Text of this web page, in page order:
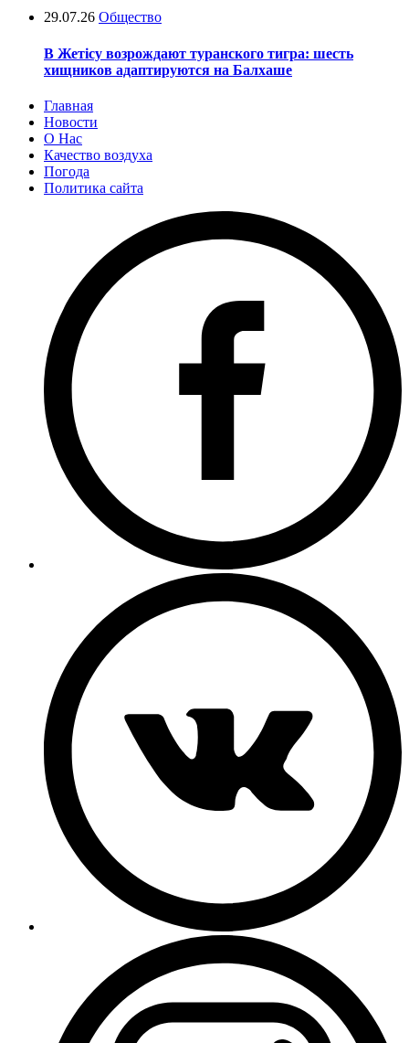
29.07.26 Общество
В Жетісу возрождают туранского тигра: шесть
хищников адаптируются на Балхаше
Главная
Новости
О Нас
Качество воздуха
Погода
Политика сайта